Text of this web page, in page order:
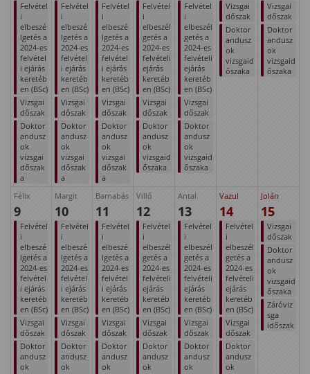
Felvétel
i
elbeszé
lgetés a
2024-es
felvétel
i ejárás
keretéb
en (BSc)
Vizsgai
dőszak
Doktor
andusz
ok
vizsgai
dőszak
a
Felvétel
i
elbeszé
lgetés a
2024-es
felvétel
i ejárás
keretéb
en (BSc)
Vizsgai
dőszak
Doktor
andusz
ok
vizsgai
dőszak
a
Felvétel
i
elbeszé
lgetés a
2024-es
felvétel
i ejárás
keretéb
en (BSc)
Vizsgai
dőszak
Doktor
andusz
ok
vizsgai
dőszak
a
Felvétel
i
elbeszél
getés a
2024-es
felvételi
ejárás
keretéb
en (BSc)
Vizsgai
dőszak
Doktor
andusz
ok
vizsgaid
őszaka
Felvétel
i
elbeszél
getés a
2024-es
felvételi
ejárás
keretéb
en (BSc)
Vizsgai
dőszak
Doktor
andusz
ok
vizsgaid
őszaka
Vizsgai
dőszak
Doktor
andusz
ok
vizsgaid
őszaka
Vizsgai
dőszak
Doktor
andusz
ok
vizsgaid
őszaka
Félix
9
Felvétel
i
elbeszé
lgetés a
2024-es
felvétel
i ejárás
keretéb
en (BSc)
Vizsgai
dőszak
Doktor
andusz
ok
Margit
10
Felvétel
i
elbeszé
lgetés a
2024-es
felvétel
i ejárás
keretéb
en (BSc)
Vizsgai
dőszak
Doktor
andusz
ok
Barnabás
11
Felvétel
i
elbeszé
lgetés a
2024-es
felvétel
i ejárás
keretéb
en (BSc)
Vizsgai
dőszak
Doktor
andusz
ok
Villő
12
Felvétel
i
elbeszél
getés a
2024-es
felvételi
ejárás
keretéb
en (BSc)
Vizsgai
dőszak
Doktor
andusz
ok
Antal
13
Felvétel
i
elbeszél
getés a
2024-es
felvételi
ejárás
keretéb
en (BSc)
Vizsgai
dőszak
Doktor
andusz
ok
Vazul
14
Felvétel
i
elbeszél
getés a
2024-es
felvételi
ejárás
keretéb
en (BSc)
Vizsgai
dőszak
Doktor
andusz
ok
Jolán
15
Vizsgai
dőszak
Doktor
andusz
ok
vizsgaid
őszaka
Záróviz
sga
időszak